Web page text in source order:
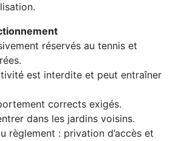
réservés au tennis et
est interdite et peut entraîner
corrects exigés.
dans les jardins voisins.
: privation d’accès et